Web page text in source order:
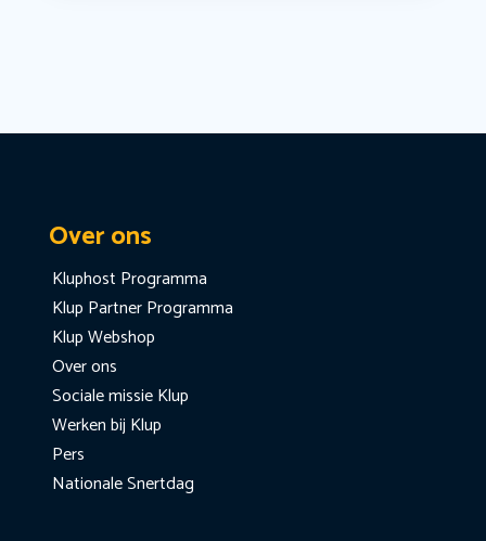
Over ons
Kluphost Programma
Klup Partner Programma
Klup Webshop
Over ons
Sociale missie Klup
Werken bij Klup
Pers
Nationale Snertdag